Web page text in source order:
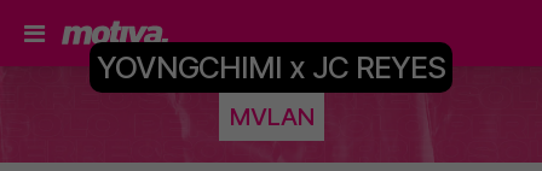
YOVNGCHIMI x JC REYES
MVLAN